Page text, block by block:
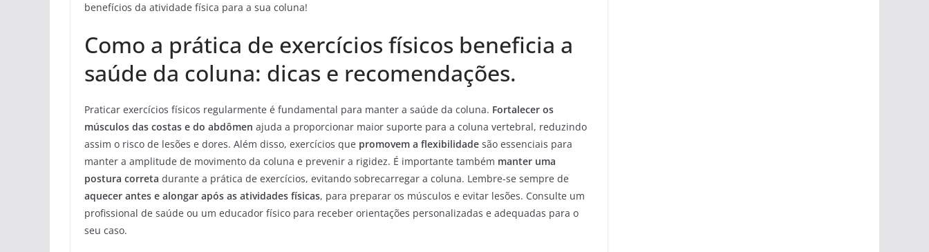
benefícios da atividade física para a sua coluna!
Como a prática de exercícios físicos beneficia a
saúde da coluna: dicas e recomendações.
Praticar exercícios físicos regularmente é fundamental para manter a saúde da coluna. Fortalecer os
músculos das costas e do abdômen ajuda a proporcionar maior suporte para a coluna vertebral, reduzindo
assim o risco de lesões e dores. Além disso, exercícios que promovem a flexibilidade são essenciais para
manter a amplitude de movimento da coluna e prevenir a rigidez. É importante também manter uma
postura correta durante a prática de exercícios, evitando sobrecarregar a coluna. Lembre-se sempre de
aquecer antes e alongar após as atividades físicas, para preparar os músculos e evitar lesões. Consulte um
profissional de saúde ou um educador físico para receber orientações personalizadas e adequadas para o
seu caso.